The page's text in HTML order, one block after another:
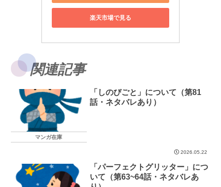
楽天市場で見る
関連記事
マンガ在庫
「しのびごと」について（第81
話・ネタバレあり）
2026.05.22
「パーフェクトグリッター」につ
いて（第63~64話・ネタバレあ